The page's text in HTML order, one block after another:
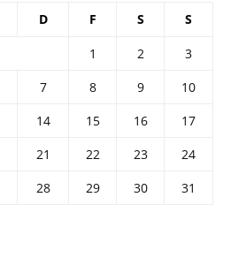
D F S S
1 2
3
7 8 9
10
14 15 16
17
21 22 23
24
28 29 30
31